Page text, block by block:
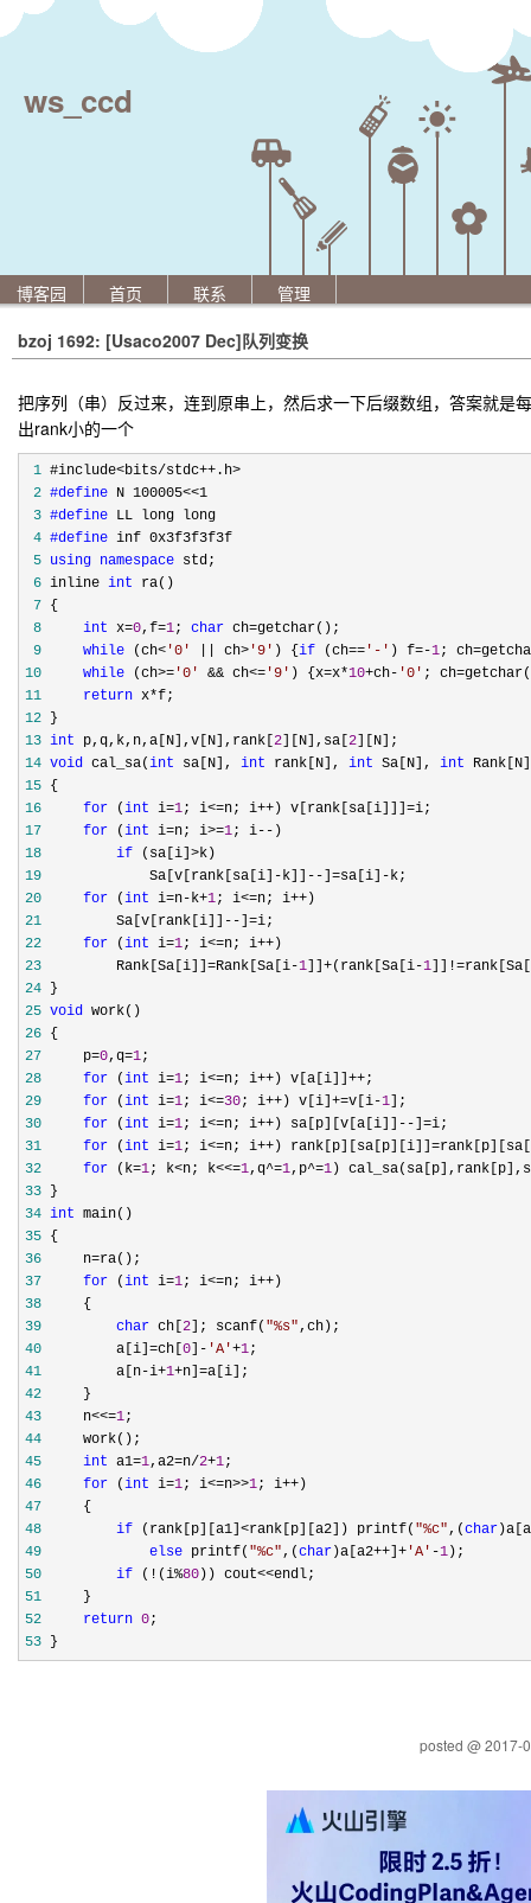
ws_ccd
博客园 首页 联系
管理
bzoj 1692: [Usaco2007 Dec]队列变换
把序列（串）反过来，连到原串上，然后求一下后缀数组，答案就是
出rank小的一个
1
2 #define
3 #define
4 #define
5 using namespace
6 inline int
7
8
int x=0,f=1; char ch=
9
while (ch< '0 ' || ch> '9 ' ) { if (ch== ' - ' ) f=-1; ch=
10
while (ch>= '0 ' && ch<= '9 ' ) {x=x*10+ch- '0 ' ; ch=
11
return x*
12
13 int p,q,k,n,a[N],v[N],rank[ 2 ][N],sa[ 2
14 void cal_sa(int sa[N], int rank[N], int Sa[N], int
15
16
for (int i=1; i<=n; i++) v[rank[sa[i]]]=
17
for (int i=n; i>=1; i--
18
if (sa[i]>
19
             Sa[v[rank[sa[i]-k]]--]=sa[i]-
20
for (int i=n-k+1; i<=n; i++
21
         Sa[v[rank[i]]--]=
22
for (int i=1; i<=n; i++
23
         Rank[Sa[i]]=Rank[Sa[i-
1 ]]+(rank[Sa[i-1
24
25 void
26
27
     p=
0,q=1
28
for (int i=1; i<=n; i++) v[a[i]]++
29
for (int i=1; i<=30; i++) v[i]+=v[i-1
30
for (int i=1; i<=n; i++) sa[p][v[a[i]]--]=
31
for (int i=1; i<=n; i++)
32
for (k=1; k<n; k<<=1,q^=1,p^=1
33
34 int
35
36
     n=
37
for (int i=1; i<=n; i++
38
39
char ch[ 2 ]; scanf( "%s"
40
         a[i]=ch[
0 ]- 'A '+1
41
         a[n-i+
1+n]=
42
43
     n<<=
1
44
45
int a1=1,a2=n/2+1
46
for (int i=1; i<=n>>1; i++
47
48
if (rank[p][a1]<rank[p][a2]) printf( "%c",(char
49
else printf( "%c",(char )a[a2++]+ 'A ' -1
50
if (!(i%80 )) cout<<
51
52
return 0
53 }
posted @2017-